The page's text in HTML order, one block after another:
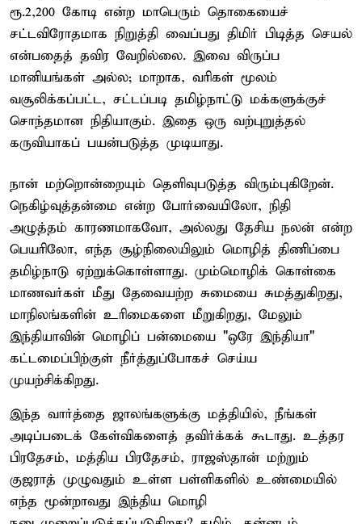
ரூ.2,200 கோடி என்ற மாபெரும் தொகையைச்
சட்டவிரோதமாக நிறுத்தி வைப்பது திமிர் பிடித்த செயல்
என்பதைத் தவிர வேறில்லை. இவை விருப்ப
மானியங்கள் அல்ல; மாறாக, வரிகள் மூலம்
வசூலிக்கப்பட்ட, சட்டப்படி தமிழ்நாட்டு மக்களுக்குச்
சொந்தமான நிதியாகும். இதை ஒரு வற்புறுத்தல்
கருவியாகப் பயன்படுத்த முடியாது.
நான் மற்றொன்றையும் தெளிவுபடுத்த விரும்புகிறேன்.
நெகிழ்வுத்தன்மை என்ற போர்வையிலோ, நிதி
அழுத்தம் காரணமாகவோ, அல்லது தேசிய நலன் என்ற
பெயரிலோ, எந்த சூழ்நிலையிலும் மொழித் திணிப்பை
தமிழ்நாடு ஏற்றுக்கொள்ளாது. மும்மொழிக் கொள்கை
மாணவர்கள் மீது தேவையற்ற சுமையை சுமத்துகிறது,
மாநிலங்களின் உரிமைகளை மீறுகிறது, மேலும்
இந்தியாவின் மொழிப் பன்மையை "ஒரே இந்தியா"
கட்டமைப்பிற்குள் நீர்த்துப்போகச் செய்ய
முயற்சிக்கிறது.
இந்த வார்த்தை ஜாலங்களுக்கு மத்தியில், நீங்கள்
அடிப்படைக் கேள்விகளைத் தவிர்க்கக் கூடாது. உத்தர
பிரதேசம், மத்திய பிரதேசம், ராஜஸ்தான் மற்றும்
குஜராத் முழுவதும் உள்ள பள்ளிகளில் உண்மையில்
எந்த மூன்றாவது இந்திய மொழி